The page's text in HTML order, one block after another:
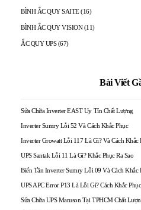
BÌNH ẮC QUY SAITE (16)
BÌNH ẮC QUY VISION (11)
ẮC QUY UPS (67)
Bài Viết
Sửa Chữa Inverter EAST Uy Tín Chất Lượng
Inverter Sumry Lỗi 52 Và Cách Khắc Phục
Inverter Growatt Lỗi 117 Là Gì? Và Cách Khắc
UPS Santak Lỗi 11 Là Gì? Khắc Phục Ra Sao
Biến Tần Inverter Sumry Lỗi 09 Và Cách Khắc
UPS APC Error P13 Là Lỗi Gì? Cách Khắc Phục
Sửa Chữa UPS Maruson Tại TPHCM Chất